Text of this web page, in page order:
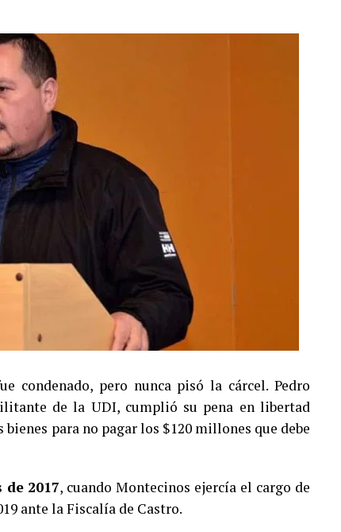
condenado, pero nunca pisó la cárcel. Pedro
de la UDI, cumplió su pena en libertad
para no pagar los $120 millones que debe
2017, cuando Montecinos ejercía el cargo de
ante la Fiscalía de Castro.